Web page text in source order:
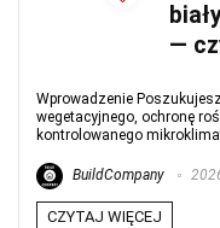
—
Wprowadzenie
wegetacyjnego, ochronę
kontrolowanego
BuildCompany
CZYTAJ WIĘCEJ